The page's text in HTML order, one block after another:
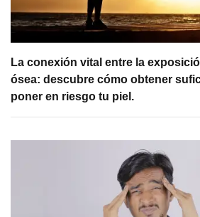
La conexión vital entre la
ósea: descubre cómo obtener
poner en riesgo tu piel.